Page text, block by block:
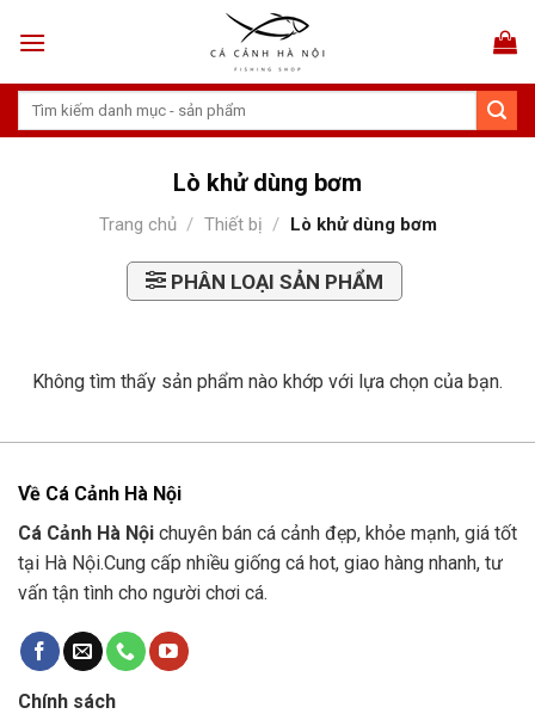
Tìm
Lò khử dùng bơm
Trang chủ / Thiết bị / Lò khử dùng bơm
PHÂN LOẠI SẢN PHẨM
Không tìm thấy sản phẩm nào khớp với lựa chọn của bạn.
Về Cá Cảnh Hà Nội
Cá Cảnh Hà Nội chuyên bán cá cảnh đẹp, khỏe mạnh, giá tốt
tại Hà Nội.Cung cấp nhiều giống cá hot, giao hàng nhanh, tư
vấn tận tình cho người chơi cá.
Chính sách